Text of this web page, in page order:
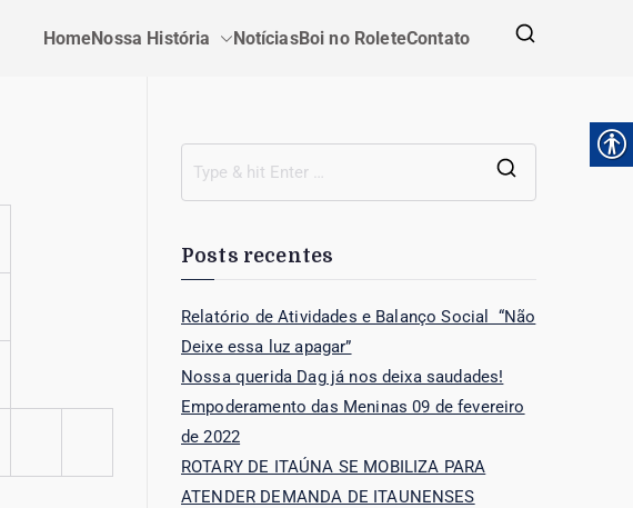
HomeNossa História NotíciasBoi no RoleteContato
Posts recentes
Relatório de Atividades e Balanço Social “Não
Deixe essa luz apagar”
Nossa querida Dag já nos deixa saudades!
Empoderamento das Meninas 09 de fevereiro
de 2022
ROTARY DE ITAÚNA SE MOBILIZA PARA
ATENDER DEMANDA DE ITAUNENSES